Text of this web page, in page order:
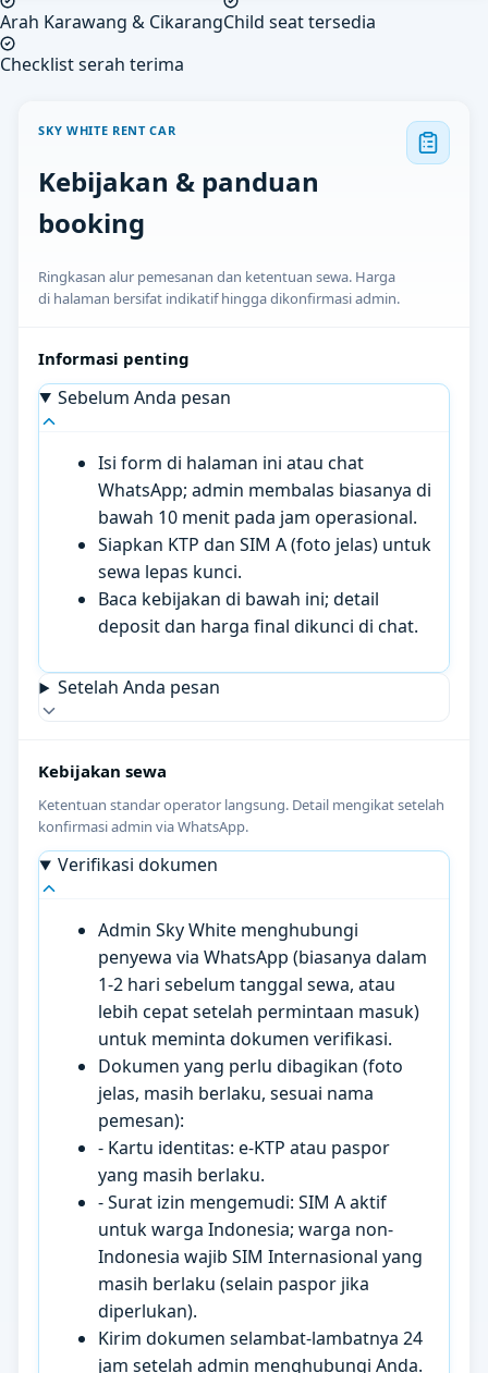
Arah Karawang & CikarangChild seat tersedia
Checklist serah terima
SKY WHITE RENT CAR
Kebijakan & panduan
booking
Ringkasan alur pemesanan dan ketentuan sewa. Harga
di halaman bersifat indikatif hingga dikonfirmasi admin.
Informasi penting
Sebelum Anda pesan
Isi form di halaman ini atau chat
WhatsApp; admin membalas biasanya di
bawah 10 menit pada jam operasional.
Siapkan KTP dan SIM A (foto jelas) untuk
sewa lepas kunci.
Baca kebijakan di bawah ini; detail
deposit dan harga final dikunci di chat.
Setelah Anda pesan
Kebijakan sewa
Ketentuan standar operator langsung. Detail mengikat setelah
konfirmasi admin via WhatsApp.
Verifikasi dokumen
Admin Sky White menghubungi
penyewa via WhatsApp (biasanya dalam
1-2 hari sebelum tanggal sewa, atau
lebih cepat setelah permintaan masuk)
untuk meminta dokumen verifikasi.
Dokumen yang perlu dibagikan (foto
jelas, masih berlaku, sesuai nama
pemesan):
- Kartu identitas: e-KTP atau paspor
yang masih berlaku.
- Surat izin mengemudi: SIM A aktif
untuk warga Indonesia; warga non-
Indonesia wajib SIM Internasional yang
masih berlaku (selain paspor jika
diperlukan).
Kirim dokumen selambat-lambatnya 24
jam setelah admin menghubungi Anda.